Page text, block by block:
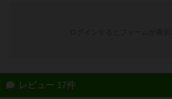
レビュー 17件